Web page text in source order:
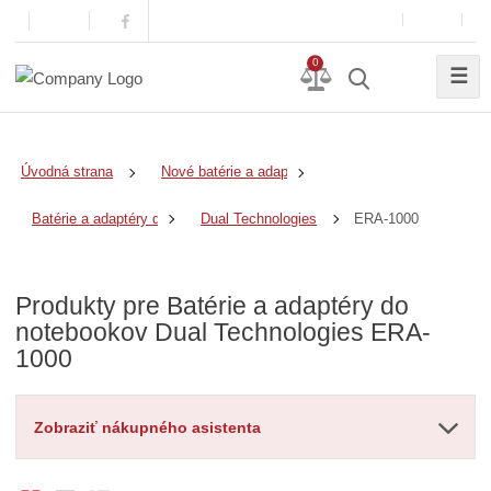
0
☰
Úvodná strana Nové batérie a adaptéry
Batérie a adaptéry do notebookovDual Technologies ERA-1000
Produkty pre Batérie a adaptéry do
notebookov Dual Technologies ERA-
1000
Zobraziť nákupného asistenta